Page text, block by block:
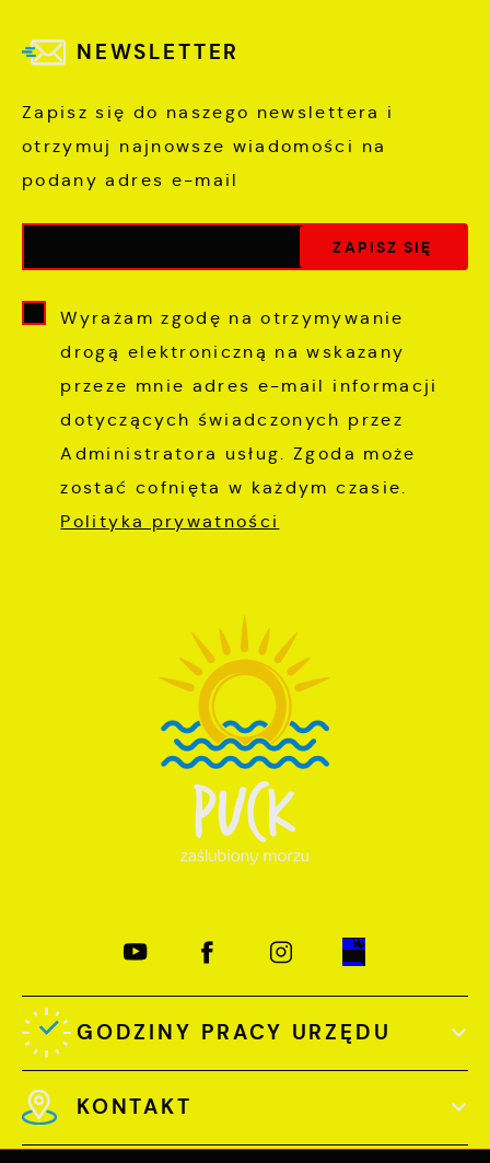
NEWSLETTER
Zapisz się do naszego newslettera i
otrzymuj najnowsze wiadomości na
podany adres e-mail
Wyrażam zgodę na otrzymywanie
drogą elektroniczną na wskazany
przeze mnie adres e-mail informacji
dotyczących świadczonych przez
Administratora usług. Zgoda może
zostać cofnięta w każdym czasie.
Polityka prywatności
GODZINY PRACY URZĘDU
KONTAKT